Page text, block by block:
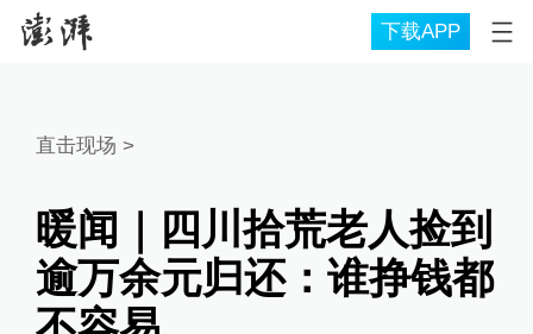
下载APP
直击现场 >
暖闻｜四川拾荒老人捡到
逾万余元归还：谁挣钱都